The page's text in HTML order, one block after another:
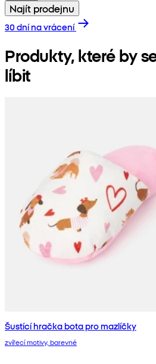
Najít prodejnu
30 dní na vrácení
Produkty, které by
líbit
Šustící hračka bota pro mazlíčky
zvířecí motivy, barevné